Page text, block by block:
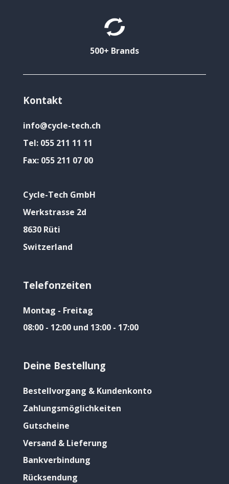
500+ Brands
Kontakt
info@cycle-tech.ch
Tel: 055 211 11 11
Fax: 055 211 07 00
Cycle-Tech GmbH
Werkstrasse 2d
8630 Rüti
Switzerland
Telefonzeiten
Montag - Freitag
08:00 - 12:00 und 13:00 - 17:00
Deine Bestellung
Bestellvorgang & Kundenkonto
Zahlungsmöglichkeiten
Gutscheine
Versand & Lieferung
Bankverbindung
Rücksendung